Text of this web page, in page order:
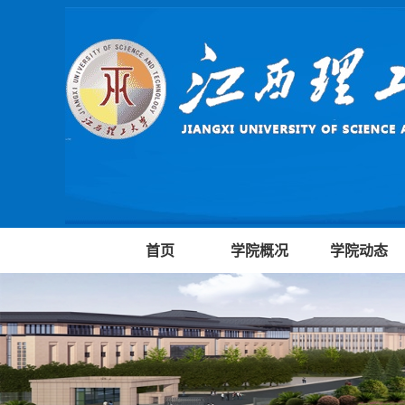
首页 学院概况 学院动态